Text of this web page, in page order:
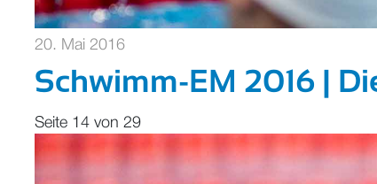
20. Mai 2016
Schwimm-EM 2016 |
Seite 14 von 29